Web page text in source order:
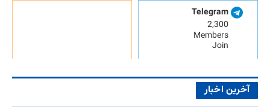
Telegram
2,300
Members
Join
آخرین اخبار